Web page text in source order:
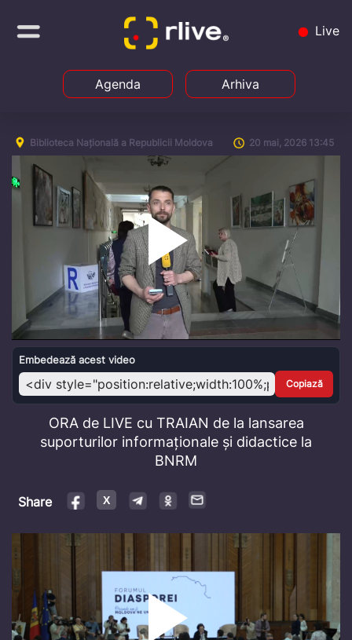
Live
Agenda Arhiva
Biblioteca Națională a Republicii Moldova 20 mai, 2026 13:45
Play
Video
Embedează acest video
Copiază
ORA de LIVE cu TRAIAN de la lansarea
suporturilor informaționale și didactice la
BNRM
Share